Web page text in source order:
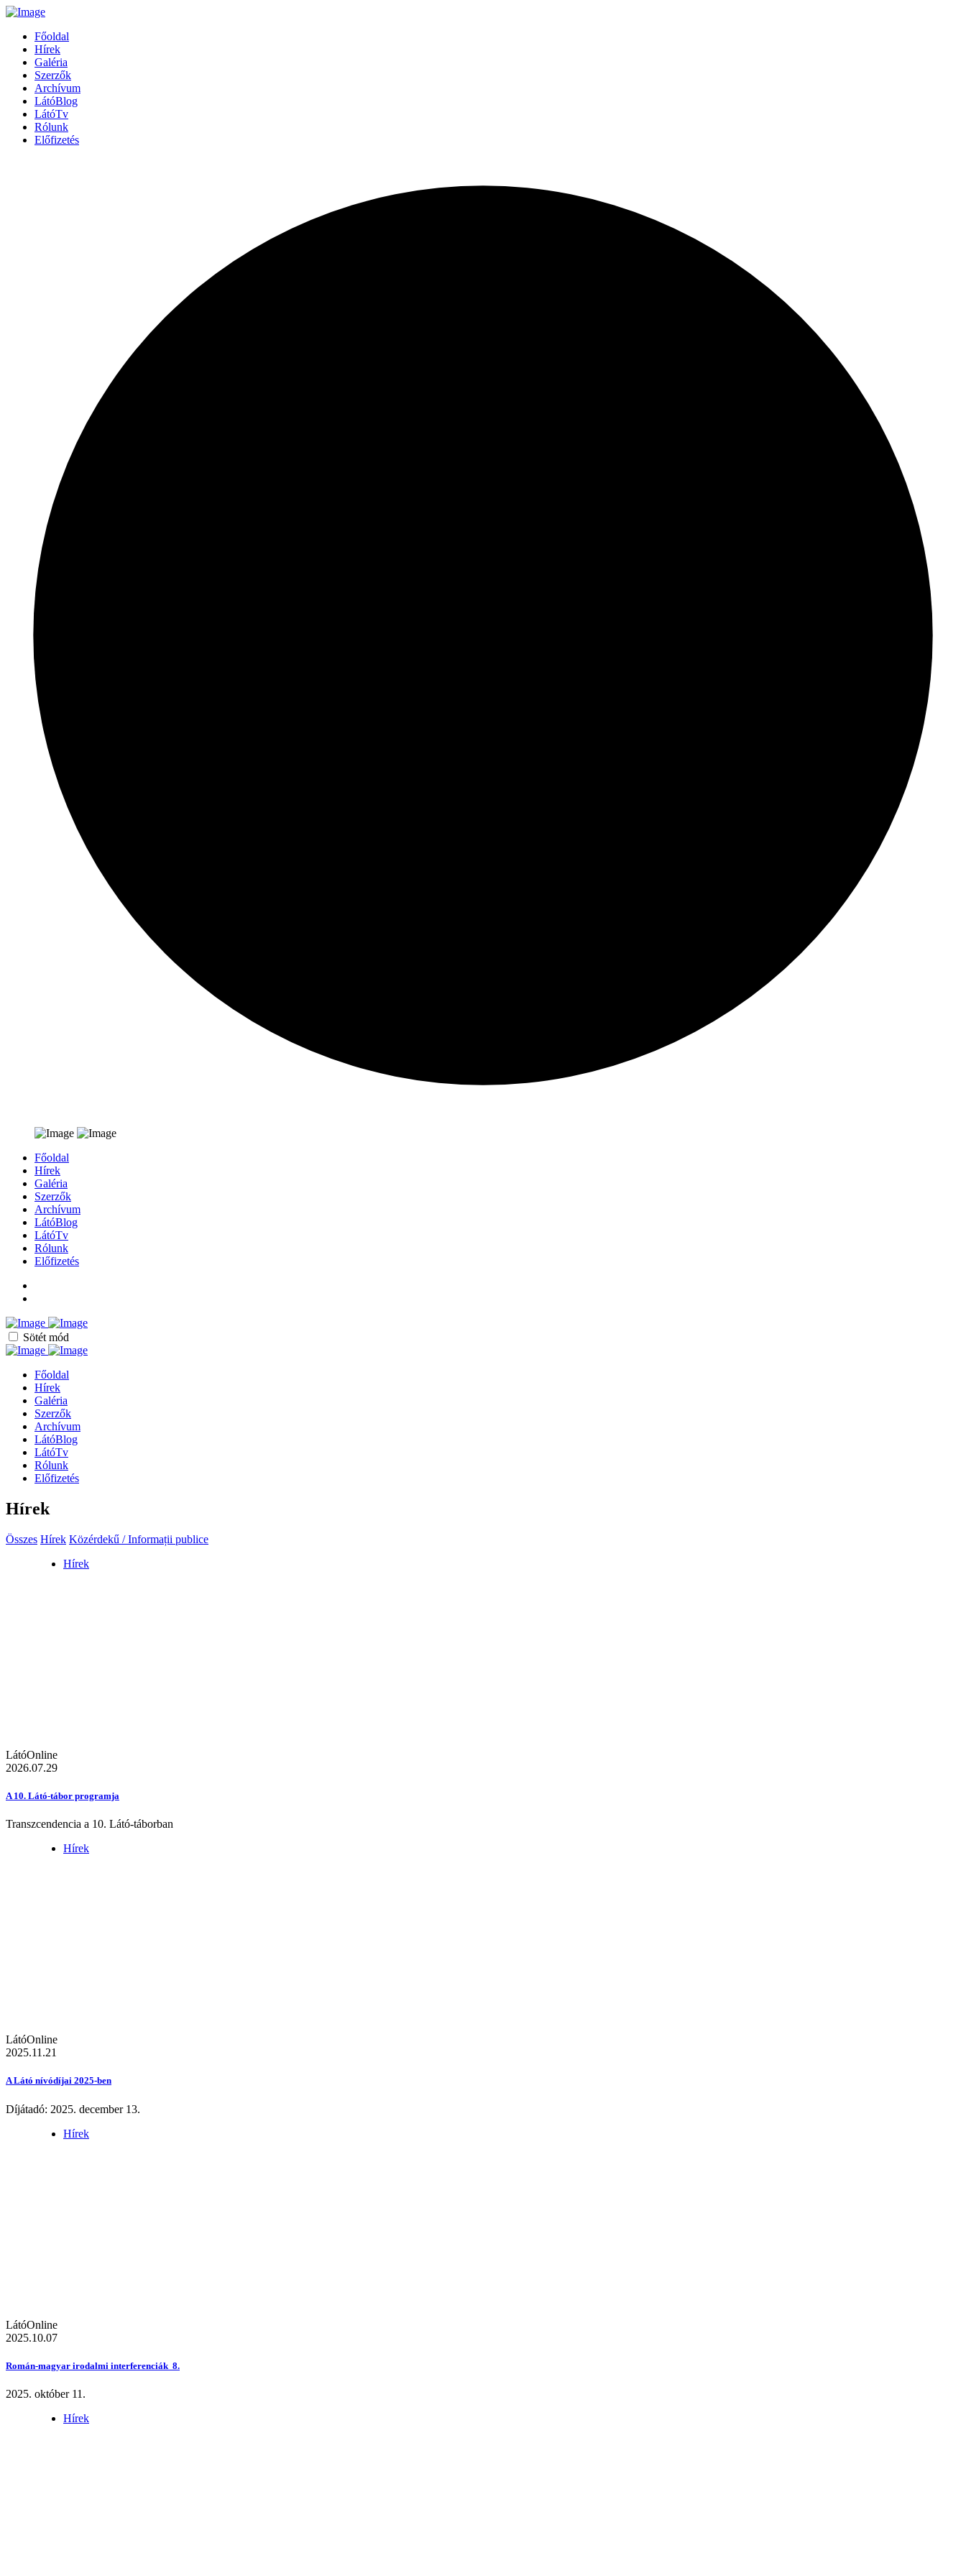
Főoldal
Hírek
Galéria
Szerzők
Archívum
LátóBlog
LátóTv
Rólunk
Előfizetés
Főoldal
Hírek
Galéria
Szerzők
Archívum
LátóBlog
LátóTv
Rólunk
Előfizetés
Sötét mód
Főoldal
Hírek
Galéria
Szerzők
Archívum
LátóBlog
LátóTv
Rólunk
Előfizetés
Hírek
Összes Hírek Közérdekű / Informații publice
Hírek
LátóOnline
2026.07.29
A 10. Látó-tábor programja
Transzcendencia a 10. Látó-táborban
Hírek
LátóOnline
2025.11.21
A Látó nívódíjai 2025-ben
Díjátadó: 2025. december 13.
Hírek
LátóOnline
2025.10.07
Román-magyar irodalmi interferenciák 8.
2025. október 11.
Hírek